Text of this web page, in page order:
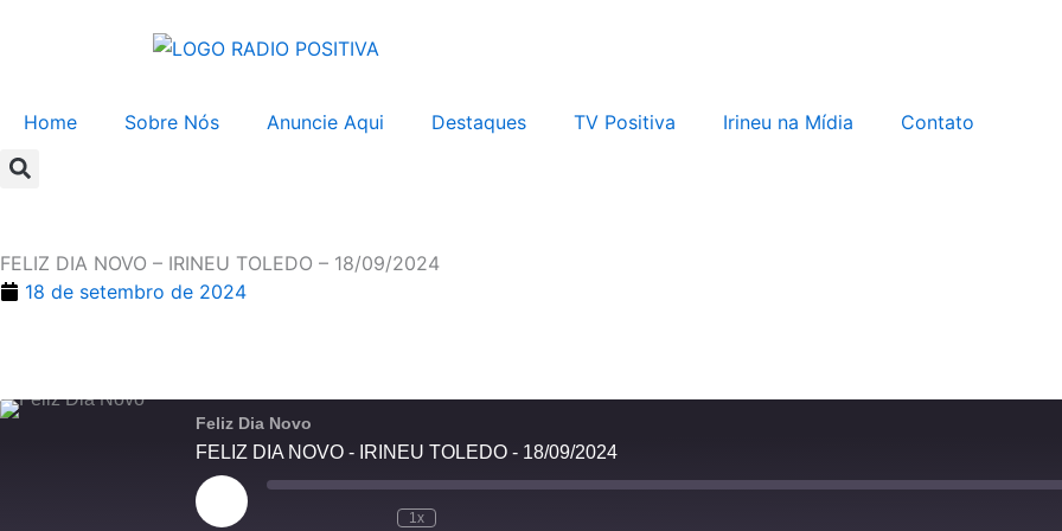
Home Sobre Nós Anuncie Aqui Destaques TV Positiva Irineu na Mídia Contato
FELIZ DIA NOVO – IRINEU TOLEDO – 18/09/2024
18 de setembro de 2024
Feliz Dia Novo
FELIZ DIA NOVO - IRINEU TOLEDO - 18/09/2024
Reproduzir
episódio
1x